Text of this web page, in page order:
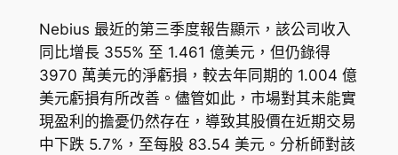
Nebius 最近的第三季度報告顯示，該公司收入
同比增長 355% 至 1.461 億美元，但仍錄得
3970 萬美元的淨虧損，較去年同期的 1.004 億
美元虧損有所改善。儘管如此，市場對其未能實
現盈利的擔憂仍然存在，導致其股價在近期交易
中下跌 5.7%，至每股 83.54 美元。分析師對該